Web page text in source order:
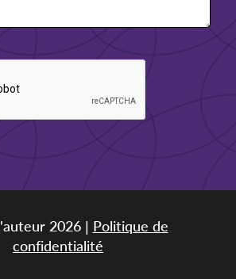
2026 | Politique de
confidentialité